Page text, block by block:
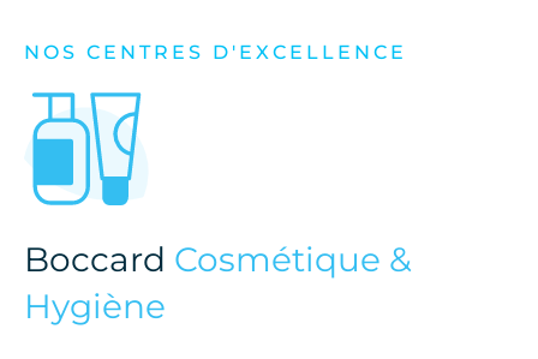
NOS CENTRES D'EXCELLENCE
Boccard Cosmétique &
Hygiène